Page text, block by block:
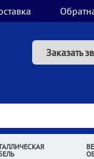
Заказать